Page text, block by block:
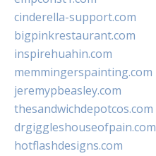
cinderella-support.com
bigpinkrestaurant.com
inspirehuahin.com
memmingerspainting.com
jeremypbeasley.com
thesandwichdepotcos.com
drgiggleshouseofpain.com
hotflashdesigns.com